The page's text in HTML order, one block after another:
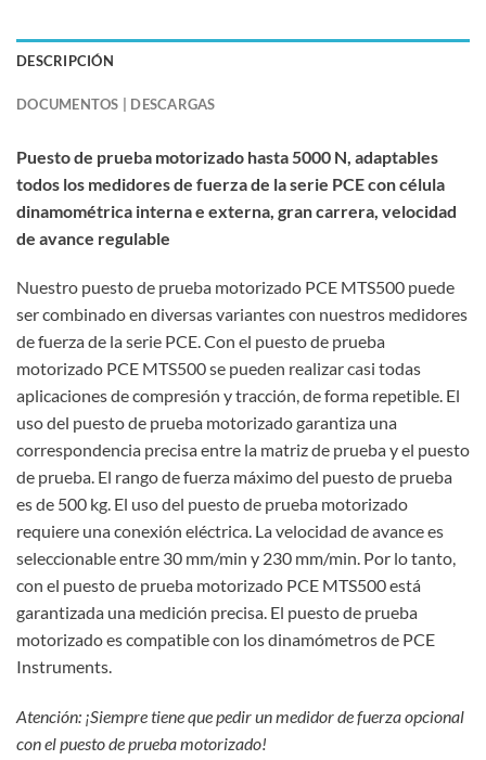
DESCRIPCIÓN
DOCUMENTOS | DESCARGAS
Puesto de prueba motorizado hasta 5000 N, adaptables
todos los medidores de fuerza de la serie PCE con célula
dinamométrica interna e externa, gran carrera, velocidad
de avance regulable
Nuestro puesto de prueba motorizado PCE MTS500 puede
ser combinado en diversas variantes con nuestros medidores
de fuerza de la serie PCE. Con el puesto de prueba
motorizado PCE MTS500 se pueden realizar casi todas
aplicaciones de compresión y tracción, de forma repetible. El
uso del puesto de prueba motorizado garantiza una
correspondencia precisa entre la matriz de prueba y el puesto
de prueba. El rango de fuerza máximo del puesto de prueba
es de 500 kg. El uso del puesto de prueba motorizado
requiere una conexión eléctrica. La velocidad de avance es
seleccionable entre 30 mm/min y 230 mm/min. Por lo tanto,
con el puesto de prueba motorizado PCE MTS500 está
garantizada una medición precisa. El puesto de prueba
motorizado es compatible con los dinamómetros de PCE
Instruments.
Atención: ¡Siempre tiene que pedir un medidor de fuerza opcional
con el puesto de prueba motorizado!